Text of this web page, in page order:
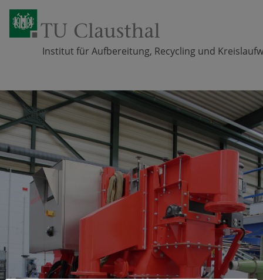
Zum Inhalt springen
Institut für Aufbereitung, Recycling und